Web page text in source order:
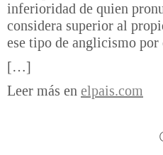
inferioridad de quien
considera superior al
ese tipo de anglicismo
[…]
Leer más en elpais.com